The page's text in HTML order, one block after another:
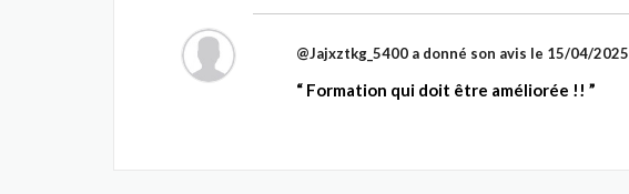
@Jajxztkg_5400 a donné son avis le 15/04/2025
Formation qui doit être améliorée !!